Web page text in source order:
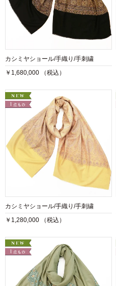
カシミヤショール/手織り/手刺繍
￥1,680,000 （税込）
カシミヤショール/手織り/手刺繍
￥1,280,000 （税込）